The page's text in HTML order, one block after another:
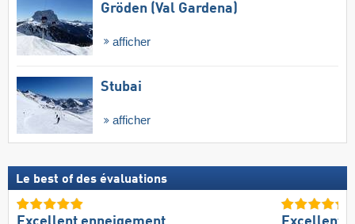
Gröden (Val Gardena)
afficher
Stubai
afficher
Le best of des évaluations